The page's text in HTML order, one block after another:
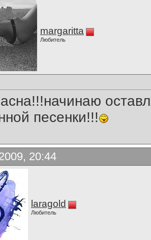
margaritta
Любитель
песенки!!!
20:44
laragold
Любитель